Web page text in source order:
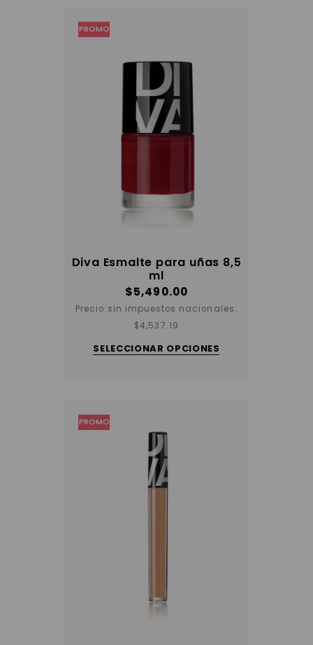
PROMO
Diva Esmalte para uñas 8,5
ml
$5,490.00
Precio sin impuestos nacionales:
$4,537.19
SELECCIONAR OPCIONES
Este
producto
tiene
varias
la
página
del
producto
PROMO